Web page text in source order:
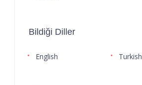
Bildiği Diller
English Turkish